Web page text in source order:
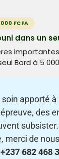
000 FCFA
dans un
importantes
Bord à 5 000
apporté à
des
merci de
+237 682 468